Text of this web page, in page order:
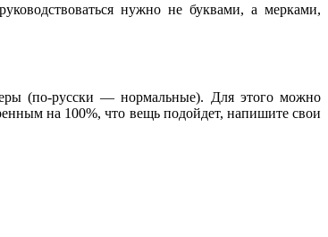
нужно не буквами, а мерками,
(по-русски — нормальные). Для этого можно
на 100%, что вещь подойдет, напишите свои